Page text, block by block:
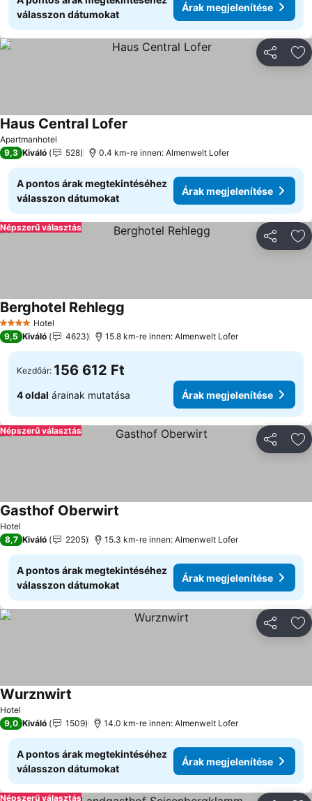
válasszon dátumokat
Árak megjelenítése
Apartmanhotel
Haus Central Lofer
9,3 Kiváló 528 0.4 km-re innen: Almenwelt Lofer
A pontos árak megtekintéséhez
válasszon dátumokat
Árak megjelenítése
Népszerű választás
4 KategóriaHotel
Berghotel Rehlegg
9,5 Kiváló 4623 15.8 km-re innen: Almenwelt Lofer
Kezdőár: 156 612 Ft
4 oldal árainak mutatása Árak megjelenítése
Népszerű választás
Hotel
Gasthof Oberwirt
8,7 Kiváló 2205 15.3 km-re innen: Almenwelt Lofer
A pontos árak megtekintéséhez
válasszon dátumokat
Árak megjelenítése
Hotel
Wurznwirt
9,0 Kiváló 1509 14.0 km-re innen: Almenwelt Lofer
A pontos árak megtekintéséhez
válasszon dátumokat
Árak megjelenítése
Népszerű választás